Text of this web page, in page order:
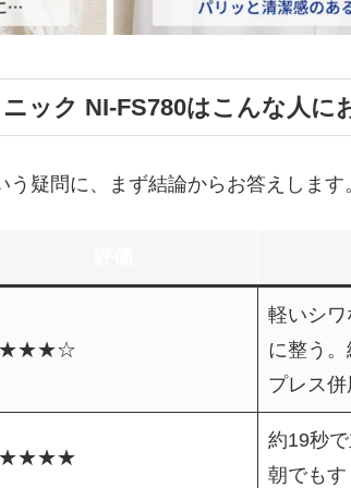
ック NI-FS780はこんな人に
疑問に、まず結論からお答えします
軽いシ
に整う
プレス併
約19秒
朝でもす